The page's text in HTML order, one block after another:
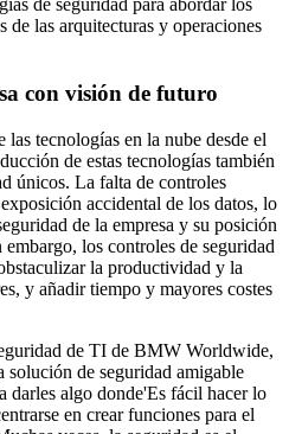
de seguridad para abordar los
de las arquitecturas y operaciones
con visión de futuro
tecnologías en la nube desde el
de estas tecnologías también
únicos. La falta de controles
accidental de los datos, lo
de la empresa y su posición
los controles de seguridad
la productividad y la
y añadir tiempo y mayores costes
de TI de BMW Worldwide,
solución de seguridad amigable
darles algo donde'Es fácil hacer lo
en crear funciones para el